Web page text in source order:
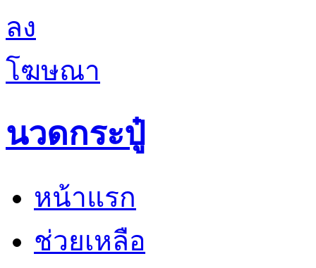
นวดกระปู๋
หน้าแรก
ช่วยเหลือ